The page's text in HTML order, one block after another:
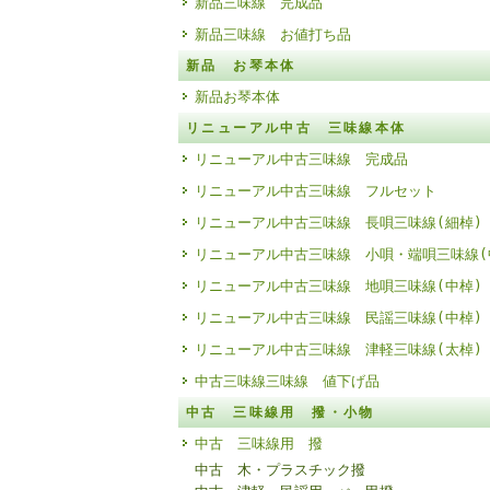
新品三味線 お値打ち品
新品 お琴本体
新品お琴本体
リニューアル中古 三味線本体
リニューアル中古三味線 完成品
リニューアル中古三味線 フルセット
リニューアル中古三味線 長唄三味線(細棹)
リニューアル中古三味線 小唄・端唄三味線
リニューアル中古三味線 地唄三味線(中棹)
リニューアル中古三味線 民謡三味線(中棹)
リニューアル中古三味線 津軽三味線(太棹)
中古三味線三味線 値下げ品
中古 三味線用 撥・小物
中古 三味線用 撥
中古 木・プラスチック撥